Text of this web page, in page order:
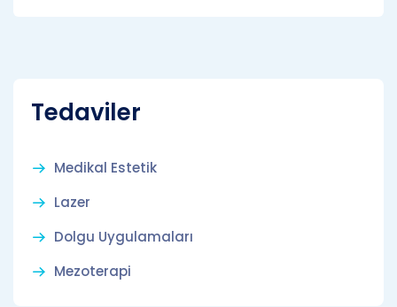
Tedaviler
Medikal Estetik
Lazer
Dolgu Uygulamaları
Mezoterapi